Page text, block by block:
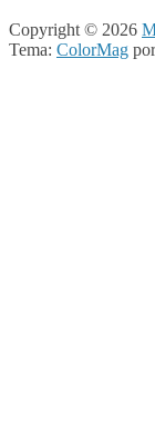
Copyright © 2026
Tema: ColorMag